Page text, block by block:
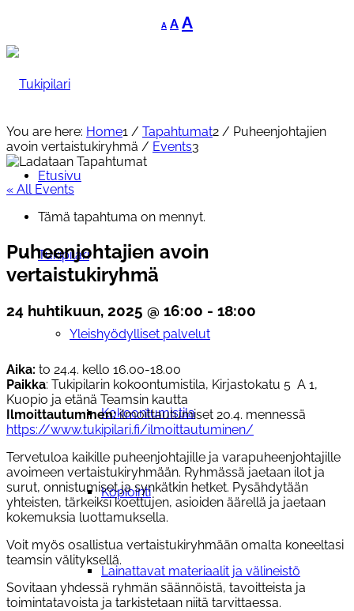
A
Decrease
font
A Reset
font
AIncrease
Etusivu
Tukipilari
Yleishyödylliset palvelut
Kokoontumistila
Kopiointi
Lainattavat materiaalit ja välineistö
You are here: Home1 / Tapahtumat2 / Puheenjohtajien
avoin vertaistukiryhmä / Events3
« All Events
Tämä tapahtuma on mennyt.
Puheenjohtajien avoin
vertaistukiryhmä
24 huhtikuun, 2025 @ 16:00 - 18:00
Aika: to 24.4. kello 16.00-18.00
Paikka: Tukipilarin kokoontumistila, Kirjastokatu 5 A 1,
Kuopio ja etänä Teamsin kautta
Ilmoittautuminen:ilmoittautumiset 20.4. mennessä
https://www.tukipilari.fi/ilmoittautuminen/
Tervetuloa kaikille puheenjohtajille ja varapuheenjohtajille
avoimeen vertaistukiryhmään. Ryhmässä jaetaan ilot ja
surut, onnistumiset ja synkätkin hetket. Pysähdytään
yhteisten, tärkeiksi koettujen, asioiden äärellä ja jaetaan
kokemuksia luottamuksella.
Voit myös osallistua vertaistukiryhmään omalta koneeltasi
teamsin välityksellä.
Sovitaan yhdessä ryhmän säännöistä, tavoitteista ja
toimintatavoista ja tarkistetaan niitä tarvittaessa.